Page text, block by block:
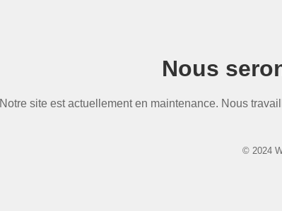
Nous
Notre site est actuellement en maintenance. Nous
© 2024